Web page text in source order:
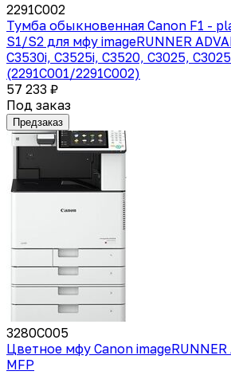
2291C002
Тумба обыкновенная Canon F1 -
S1/S2 для мфу imageRUNNER
C3530i, C3525i, C3520, C3025,
(2291C001/2291C002)
57 233 ₽
Под заказ
Предзаказ
3280C005
Цветное мфу Canon imageRUNNER
MFP